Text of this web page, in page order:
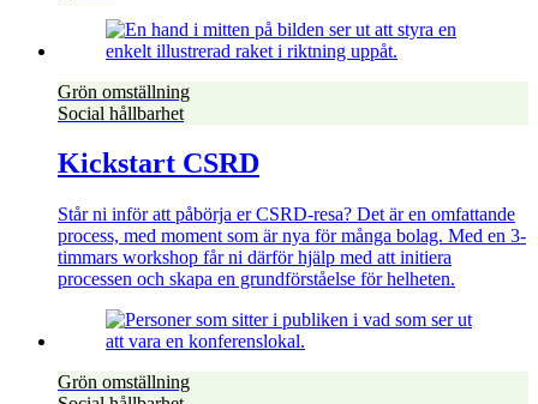
Grön omställning
Social hållbarhet
Kickstart CSRD
Står ni inför att påbörja er CSRD-resa? Det är en omfattande
process, med moment som är nya för många bolag. Med en 3-
timmars workshop får ni därför hjälp med att initiera
processen och skapa en grundförståelse för helheten.
Grön omställning